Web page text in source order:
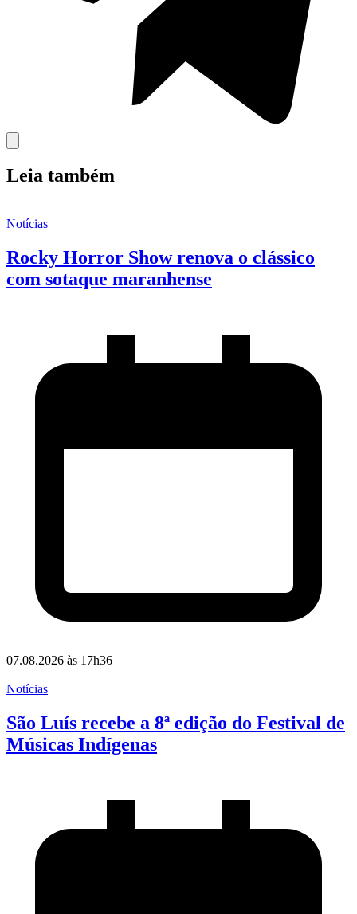
Leia também
Notícias
Rocky Horror Show renova o clássico
com sotaque maranhense
07.08.2026 às 17h36
Notícias
São Luís recebe a 8ª edição do Festival de
Músicas Indígenas